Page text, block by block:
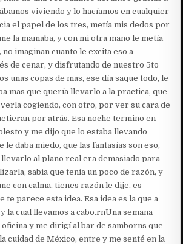
viviendo y lo hacíamos en cualquier
el papel de los tres, metía mis dedos por
la mamaba, y con mi otra mano le metía
no imaginan cuanto le excita eso a
de cenar, y disfrutando de nuestro 5to
unas copas de mas, ese día saque todo, le
mas que quería llevarlo a la practica, que
cogiendo, con otro, por ver su cara de
por atrás. Esa noche termino en
y me dijo que lo estaba llevando
le daba miedo, que las fantasías son eso,
al plano real era demasiado para
sabia que tenia un poco de razón, y
con calma, tienes razón le dije, es
te parece esta idea. Esa idea es la que a
la cual llevamos a cabo.rnUna semana
oficina y me dirigí al bar de samborns que
cuidad de México, entre y me senté en la